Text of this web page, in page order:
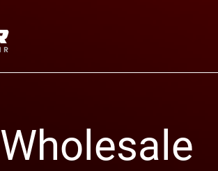
Wholesale